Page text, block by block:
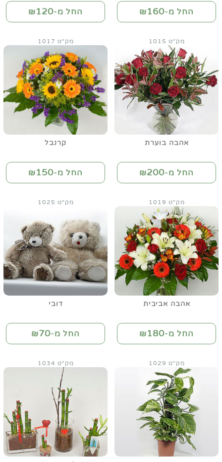
החל מ-₪160 החל מ-₪120
אהבה בוערת
מק"ט 1015
החל מ-₪200
קרנבל
מק"ט 1017
החל מ-₪150
אהבה אביבית
מק"ט 1019
החל מ-₪180
דובי
מק"ט 1025
החל מ-₪70
מק"ט 1029 מק"ט 1034